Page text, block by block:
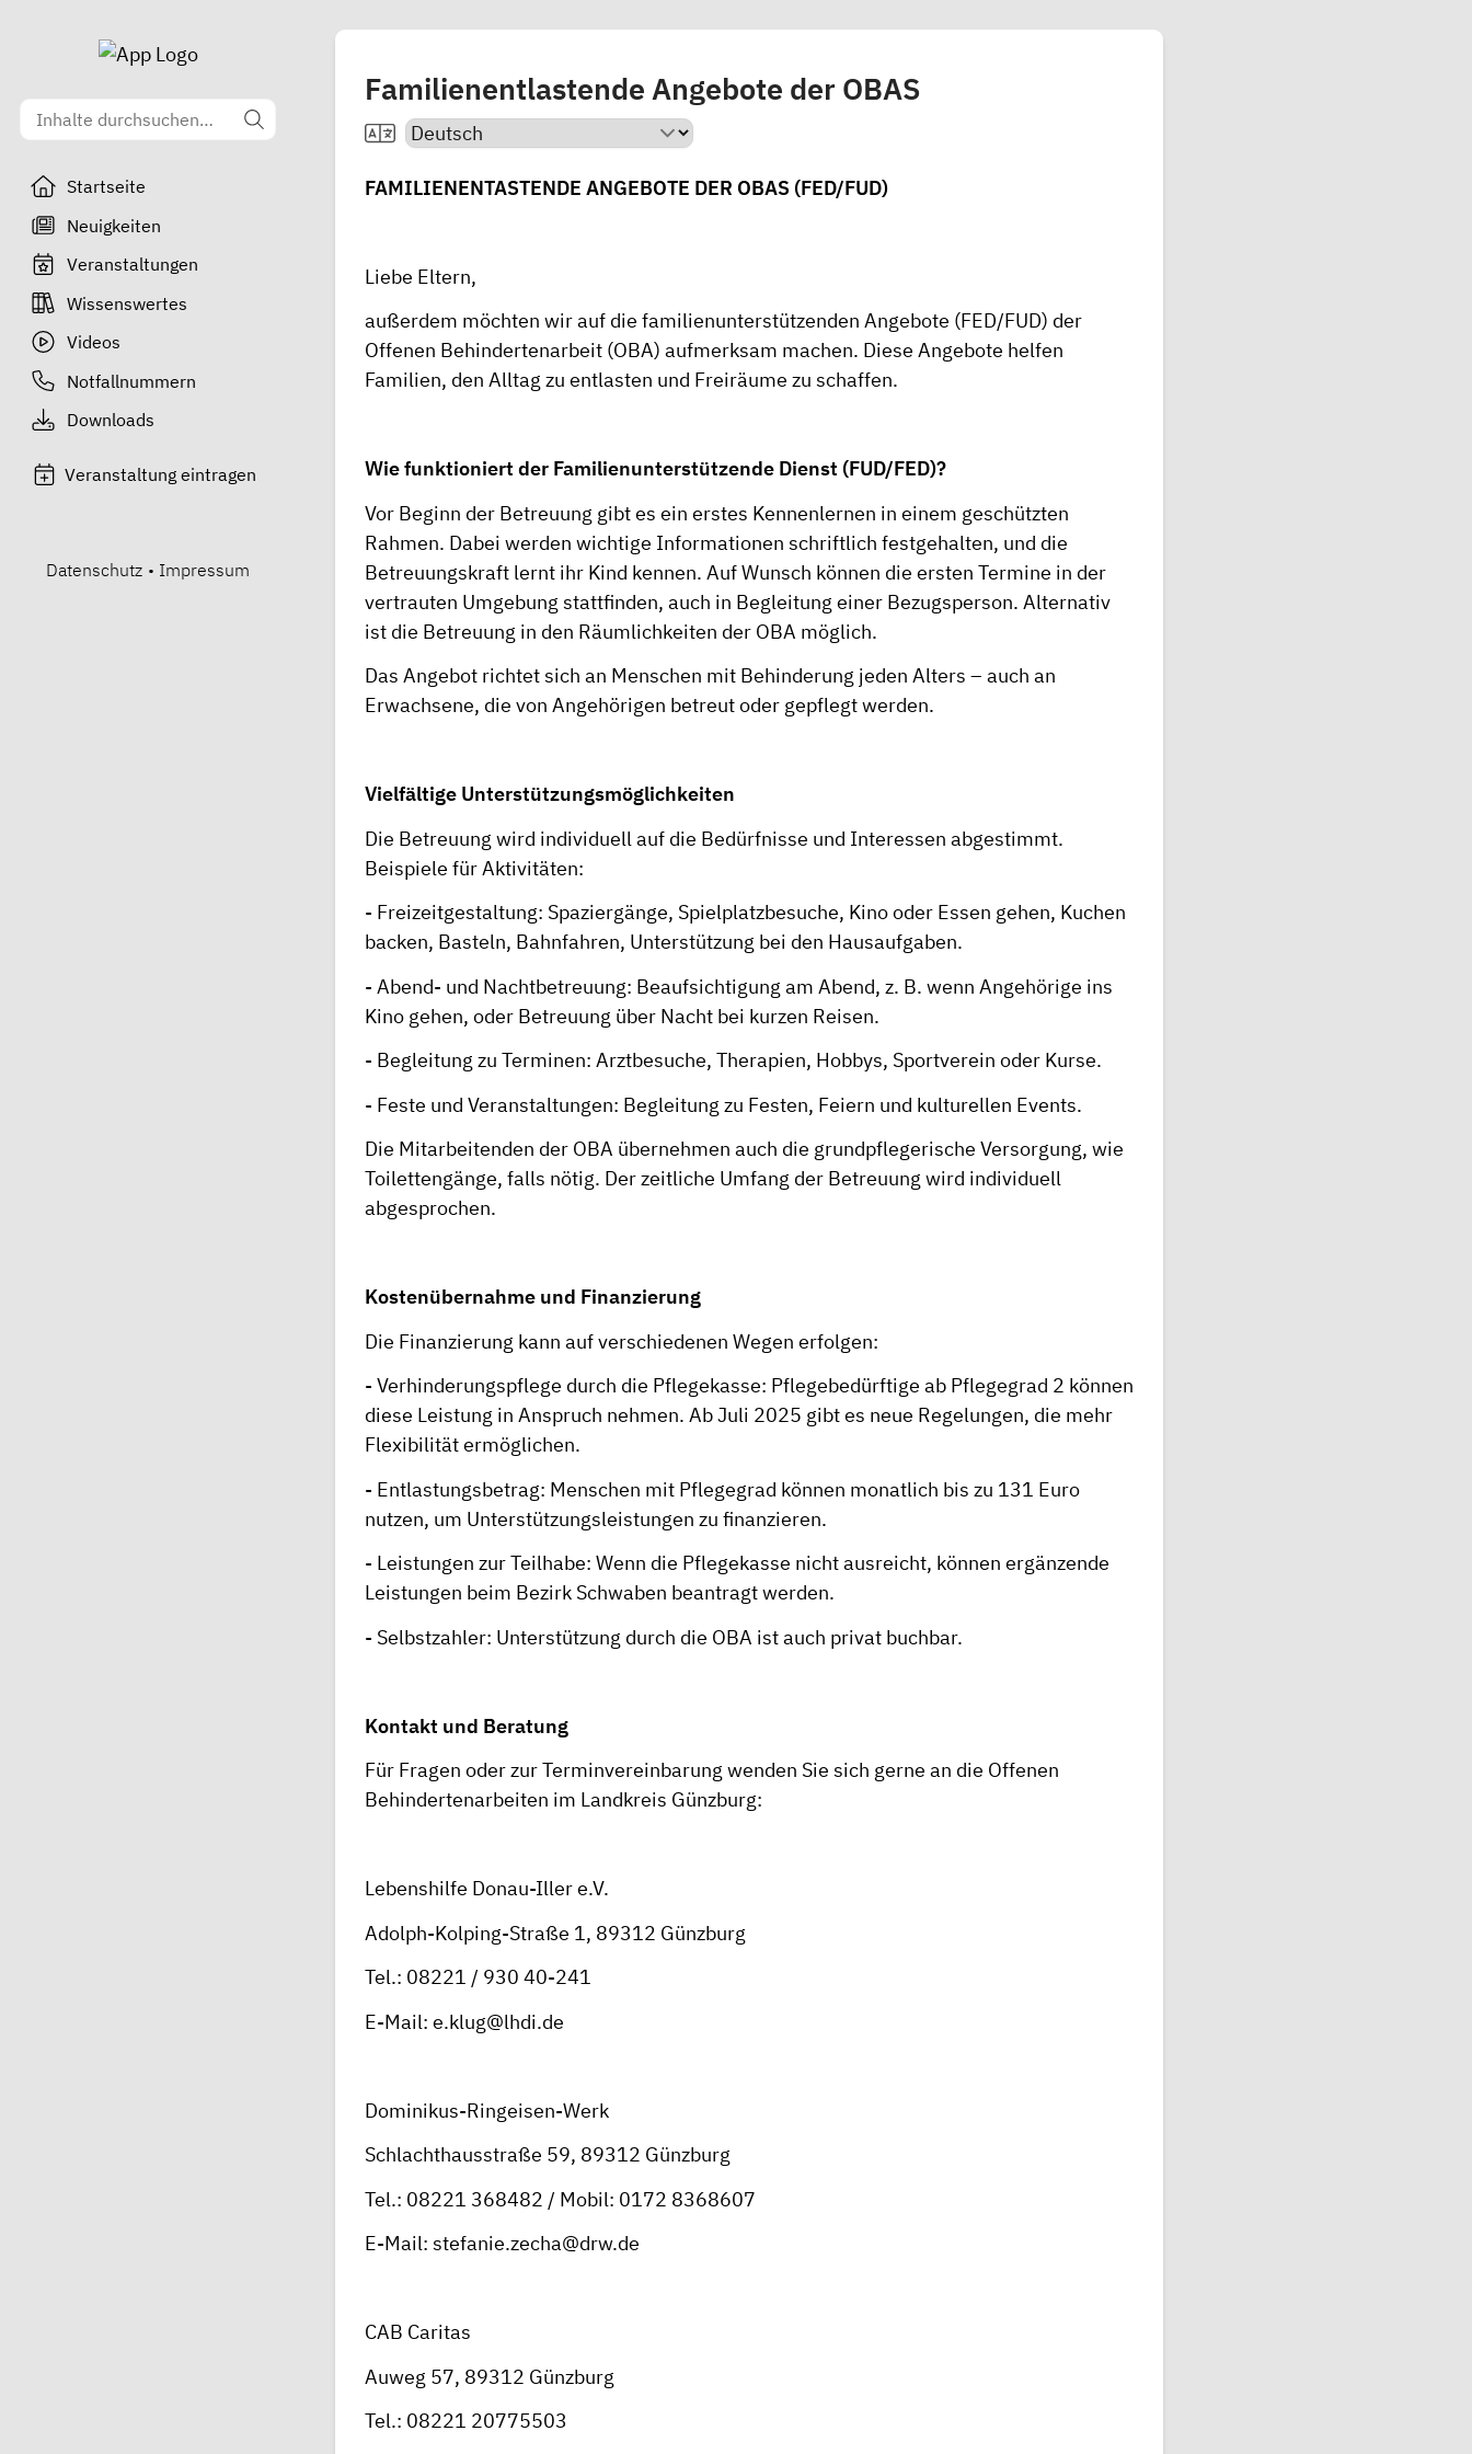
Startseite
Neuigkeiten
Veranstaltungen
Wissenswertes
Videos
Notfallnummern
Downloads
Veranstaltung eintragen
Datenschutz • Impressum
Familienentlastende Angebote der OBAS
FAMILIENENTASTENDE ANGEBOTE DER OBAS (FED/FUD)
Liebe Eltern,
außerdem möchten wir auf die familienunterstützenden Angebote (FED/FUD) der
Offenen Behindertenarbeit (OBA) aufmerksam machen. Diese Angebote helfen
Familien, den Alltag zu entlasten und Freiräume zu schaffen.
Wie funktioniert der Familienunterstützende Dienst (FUD/FED)?
Vor Beginn der Betreuung gibt es ein erstes Kennenlernen in einem geschützten
Rahmen. Dabei werden wichtige Informationen schriftlich festgehalten, und die
Betreuungskraft lernt ihr Kind kennen. Auf Wunsch können die ersten Termine in der
vertrauten Umgebung stattfinden, auch in Begleitung einer Bezugsperson. Alternativ
ist die Betreuung in den Räumlichkeiten der OBA möglich.
Das Angebot richtet sich an Menschen mit Behinderung jeden Alters – auch an
Erwachsene, die von Angehörigen betreut oder gepflegt werden.
Vielfältige Unterstützungsmöglichkeiten
Die Betreuung wird individuell auf die Bedürfnisse und Interessen abgestimmt.
Beispiele für Aktivitäten:
- Freizeitgestaltung: Spaziergänge, Spielplatzbesuche, Kino oder Essen gehen, Kuchen
backen, Basteln, Bahnfahren, Unterstützung bei den Hausaufgaben.
- Abend- und Nachtbetreuung: Beaufsichtigung am Abend, z. B. wenn Angehörige ins
Kino gehen, oder Betreuung über Nacht bei kurzen Reisen.
- Begleitung zu Terminen: Arztbesuche, Therapien, Hobbys, Sportverein oder Kurse.
- Feste und Veranstaltungen: Begleitung zu Festen, Feiern und kulturellen Events.
Die Mitarbeitenden der OBA übernehmen auch die grundpflegerische Versorgung, wie
Toilettengänge, falls nötig. Der zeitliche Umfang der Betreuung wird individuell
abgesprochen.
Kostenübernahme und Finanzierung
Die Finanzierung kann auf verschiedenen Wegen erfolgen:
- Verhinderungspflege durch die Pflegekasse: Pflegebedürftige ab Pflegegrad 2 können
diese Leistung in Anspruch nehmen. Ab Juli 2025 gibt es neue Regelungen, die mehr
Flexibilität ermöglichen.
- Entlastungsbetrag: Menschen mit Pflegegrad können monatlich bis zu 131 Euro
nutzen, um Unterstützungsleistungen zu finanzieren.
- Leistungen zur Teilhabe: Wenn die Pflegekasse nicht ausreicht, können ergänzende
Leistungen beim Bezirk Schwaben beantragt werden.
- Selbstzahler: Unterstützung durch die OBA ist auch privat buchbar.
Kontakt und Beratung
Für Fragen oder zur Terminvereinbarung wenden Sie sich gerne an die Offenen
Behindertenarbeiten im Landkreis Günzburg:
Lebenshilfe Donau-Iller e.V.
Adolph-Kolping-Straße 1, 89312 Günzburg
Tel.: 08221 / 930 40-241
E-Mail: e.klug@lhdi.de
Dominikus-Ringeisen-Werk
Schlachthausstraße 59, 89312 Günzburg
Tel.: 08221 368482 / Mobil: 0172 8368607
E-Mail: stefanie.zecha@drw.de
CAB Caritas
Auweg 57, 89312 Günzburg
Tel.: 08221 20775503